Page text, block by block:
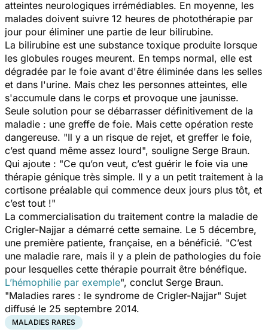
atteintes neurologiques irrémédiables. En moyenne, les
malades doivent suivre 12 heures de photothérapie par
jour pour éliminer une partie de leur bilirubine.
La bilirubine est une substance toxique produite lorsque
les globules rouges meurent. En temps normal, elle est
dégradée par le foie avant d'être éliminée dans les selles
et dans l'urine. Mais chez les personnes atteintes, elle
s'accumule dans le corps et provoque une jaunisse.
Seule solution pour se débarrasser définitivement de la
maladie : une greffe de foie. Mais cette opération reste
dangereuse. "Il y a un risque de rejet, et greffer le foie,
c’est quand même assez lourd", souligne Serge Braun.
Qui ajoute : "Ce qu’on veut, c’est guérir le foie via une
thérapie génique très simple. Il y a un petit traitement à la
cortisone préalable qui commence deux jours plus tôt, et
c’est tout !"
La commercialisation du traitement contre la maladie de
Crigler-Najjar a démarré cette semaine. Le 5 décembre,
une première patiente, française, en a bénéficié. "C’est
une maladie rare, mais il y a plein de pathologies du foie
pour lesquelles cette thérapie pourrait être bénéfique.
L’hémophilie par exemple", conclut Serge Braun.
"Maladies rares : le syndrome de Crigler-Najjar" Sujet
diffusé le 25 septembre 2014.
MALADIES RARES